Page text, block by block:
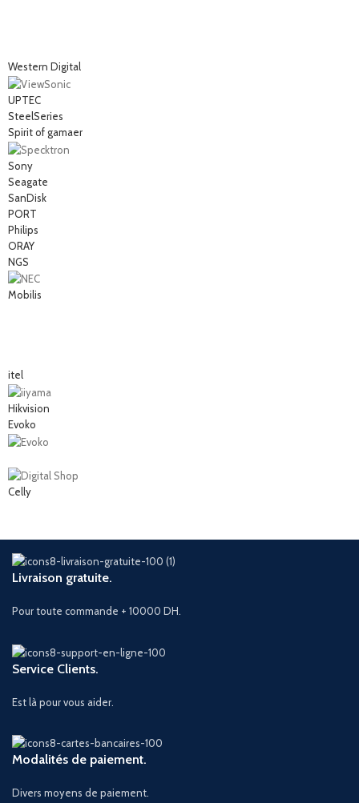
Western Digital
UPTEC
SteelSeries
Spirit of gamaer
Sony
Seagate
SanDisk
PORT
Philips
ORAY
NGS
Mobilis
itel
Hikvision
Evoko
Celly
Livraison gratuite.
Pour toute commande + 10000 DH.
Service Clients.
Est là pour vous aider.
Modalités de paiement.
Divers moyens de paiement.